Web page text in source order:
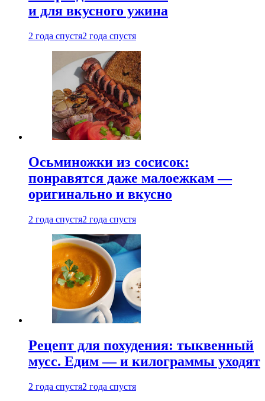
и для вкусного ужина
2 года спустя2 года спустя
Осьминожки из сосисок:
понравятся даже малоежкам —
оригинально и вкусно
2 года спустя2 года спустя
Рецепт для похудения: тыквенный
мусс. Едим — и килограммы уходят
2 года спустя2 года спустя